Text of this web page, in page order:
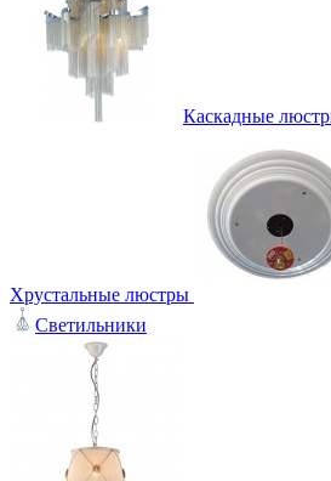
Каскадные
Хрустальные люстры
Светильники